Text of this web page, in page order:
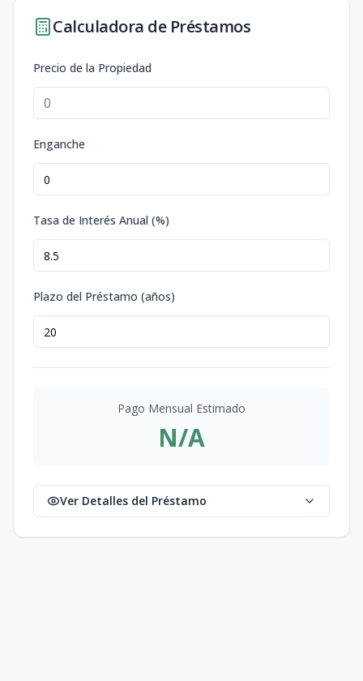
Calculadora de Préstamos
Precio de la Propiedad
Enganche
Tasa de Interés Anual (%)
Plazo del Préstamo (años)
Pago Mensual Estimado
N/A
Ver Detalles del Préstamo